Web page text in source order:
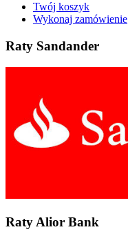
Twój koszyk
Wykonaj zamówienie
Raty Sandander
Raty Alior Bank